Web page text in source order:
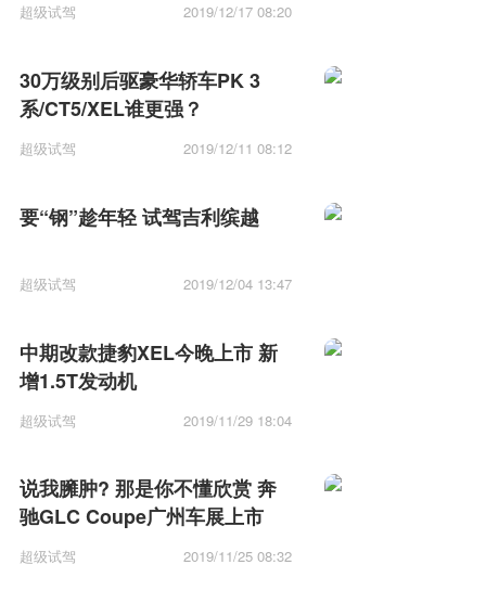
超级试驾 2019/12/17 08:20
30万级别后驱豪华轿车PK 3
系/CT5/XEL谁更强？
超级试驾 2019/12/11 08:12
要“钢”趁年轻 试驾吉利缤越
超级试驾 2019/12/04 13:47
中期改款捷豹XEL今晚上市 新
增1.5T发动机
超级试驾 2019/11/29 18:04
说我臃肿? 那是你不懂欣赏 奔
驰GLC Coupe广州车展上市
超级试驾 2019/11/25 08:32